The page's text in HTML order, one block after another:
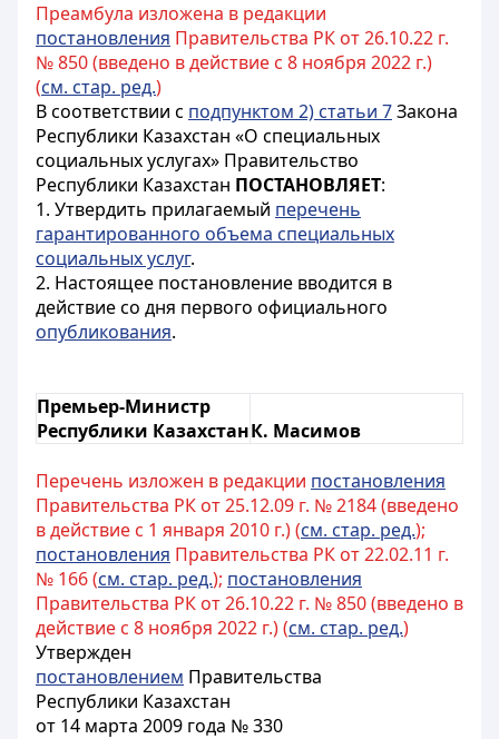
Преамбула изложена в редакции
постановления Правительства РК от 26.10.22 г.
№ 850 (введено в действие с 8 ноября 2022 г.)
(см. стар. ред.)
В соответствии с подпунктом 2) статьи 7Закона
Республики Казахстан «О специальных
социальных услугах» Правительство
Республики Казахстан ПОСТАНОВЛЯЕТ:
1. Утвердить прилагаемый перечень
гарантированного объема специальных
социальных услуг.
2. Настоящее постановление вводится в
действие со дня первого официального
опубликования.
Премьер-Министр
Республики КазахстанК. Масимов
Перечень изложен в редакции постановления
Правительства РК от 25.12.09 г. № 2184 (введено
в действие с 1 января 2010 г.) (см. стар. ред.);
постановления Правительства РК от 22.02.11 г.
№ 166 (см. стар. ред.); постановления
Правительства РК от 26.10.22 г. № 850 (введено в
действие с 8 ноября 2022 г.) (см. стар. ред.)
Утвержден
постановлением Правительства
Республики Казахстан
от 14 марта 2009 года № 330